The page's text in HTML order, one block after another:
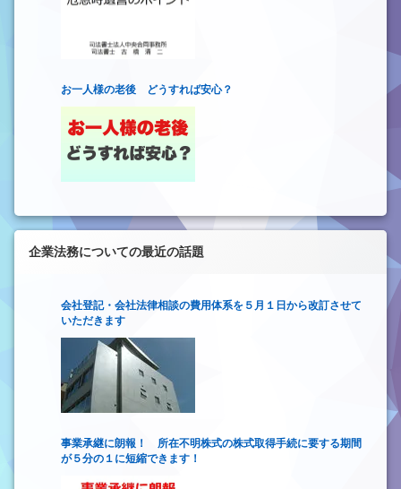
お一人様の老後 どうすれば安心？
企業法務についての最近の話題
会社登記・会社法律相談の費用体系を５月１日から改訂させて
いただきます
事業承継に朗報！ 所在不明株式の株式取得手続に要する期間
が５分の１に短縮できます！